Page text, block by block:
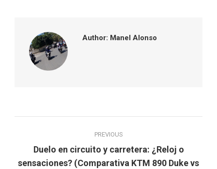
Author: Manel Alonso
navigation
PREVIOUS
Previous
Duelo en circuito y carretera: ¿Reloj o
sensaciones? (Comparativa KTM 890 Duke vs